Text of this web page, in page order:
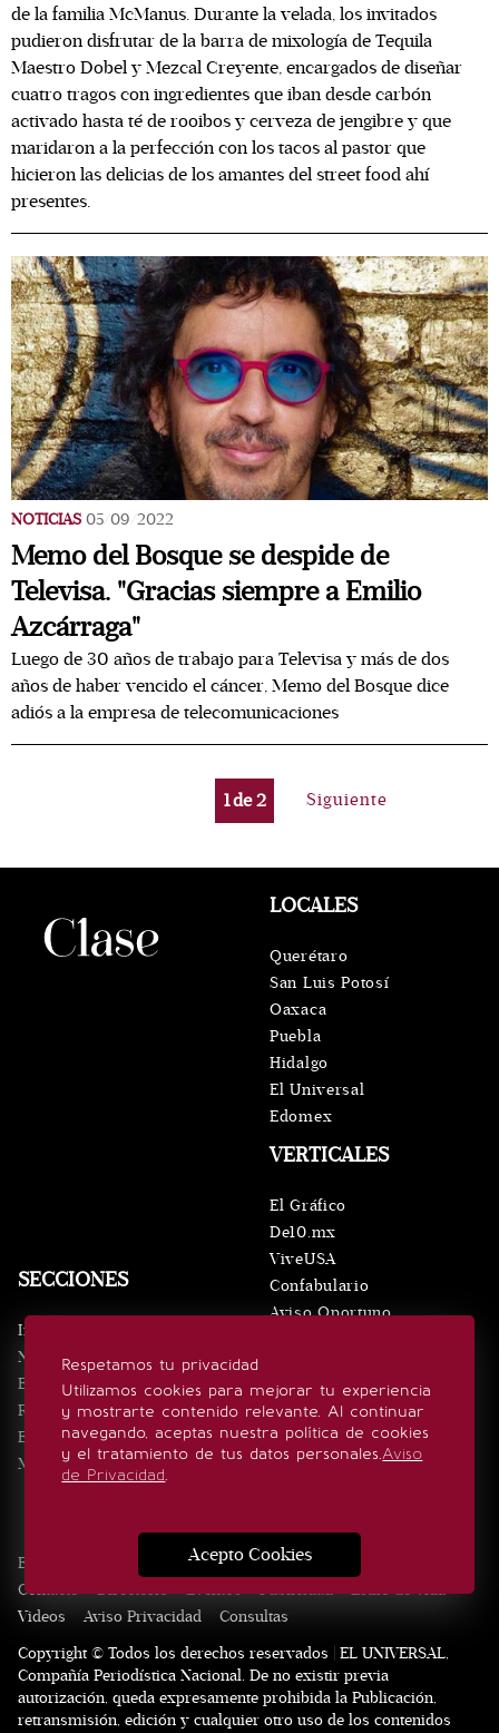
de la familia McManus. Durante la velada, los invitados
pudieron disfrutar de la barra de mixología de Tequila
Maestro Dobel y Mezcal Creyente, encargados de diseñar
cuatro tragos con ingredientes que iban desde carbón
activado hasta té de rooibos y cerveza de jengibre y que
maridaron a la perfección con los tacos al pastor que
hicieron las delicias de los amantes del street food ahí
presentes.
NOTICIAS 05/09/2022
Memo del Bosque se despide de
Televisa. "Gracias siempre a Emilio
Azcárraga"
Luego de 30 años de trabajo para Televisa y más de dos
años de haber vencido el cáncer, Memo del Bosque dice
adiós a la empresa de telecomunicaciones
1de2 Siguiente
Respetamos tu privacidad
Utilizamos cookies para mejorar tu experiencia
y mostrarte contenido relevante. Al continuar
navegando, aceptas nuestra política de cookies
y el tratamiento de tus datos personales.Aviso
de Privacidad.
Acepto Cookies
SECCIONES
Inicio
Noticias
Eventos
Realeza
Estilo de vida
Minuto x Minuto
VERTICALES
El Gráfico
De10.mx
ViveUSA
Confabulario
Aviso Oportuno
LOCALES
Querétaro
San Luis Potosí
Oaxaca
Puebla
Hidalgo
El Universal
Edomex
SÍGUENOS
Edición Impresa Noticias Quiénes somos
Contacto
Directorio Eventos Publicidad
Estilo de vida
Videos
Aviso Privacidad
Consultas
Copyright © Todos los derechos reservados | EL UNIVERSAL,
Compañía Periodística Nacional. De no existir previa
autorización, queda expresamente prohibida la Publicación,
retransmisión, edición y cualquier otro uso de los contenidos